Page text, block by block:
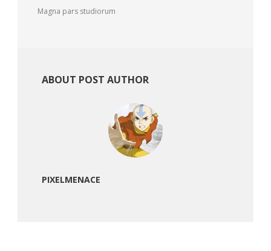
Magna pars studiorum
ABOUT POST AUTHOR
PIXELMENACE